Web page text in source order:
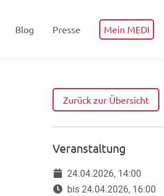
Blog Presse Mein MEDI
Zurück zur Übersicht
Veranstaltung
24.04.2026, 14:00
bis 24.04.2026, 16:00